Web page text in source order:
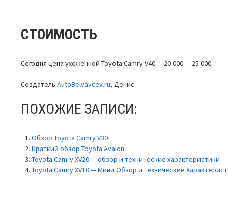
СТОИМОСТЬ
Сегодня цена ухоженной Toyota Camry V40 — 20 000 — 25 000.
СоздательAutoBelyavcev.ru, Денис
ПОХОЖИЕ ЗАПИСИ:
Обзор Toyota Camry V30
Краткий обзор Toyota Avalon
Toyota Camry XV20 — обзор и технические характеристики
Toyota Camry XV10 — Мини Обзор и Технические